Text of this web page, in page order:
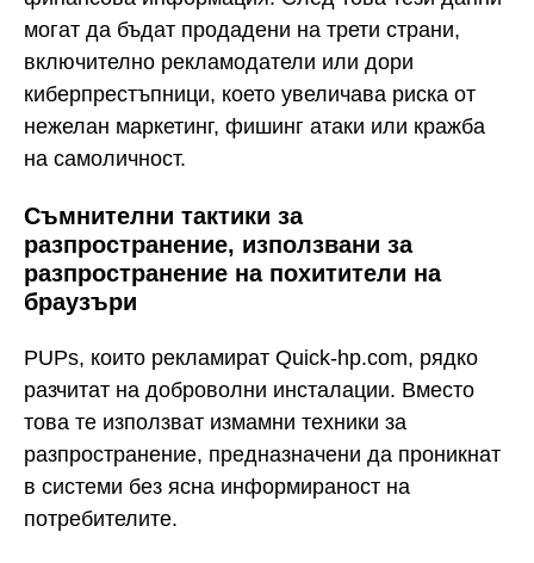
могат да бъдат продадени на трети страни,
включително рекламодатели или дори
киберпрестъпници, което увеличава риска от
нежелан маркетинг, фишинг атаки или кражба
на самоличност.
Съмнителни тактики за
разпространение, използвани за
разпространение на похитители на
браузъри
PUPs, които рекламират Quick-hp.com, рядко
разчитат на доброволни инсталации. Вместо
това те използват измамни техники за
разпространение, предназначени да проникнат
в системи без ясна информираност на
потребителите.